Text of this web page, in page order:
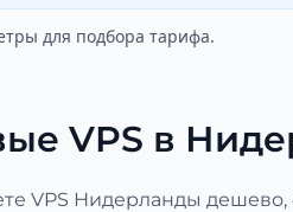
для подбора тарифа.
VPS в
VPS Нидерланды